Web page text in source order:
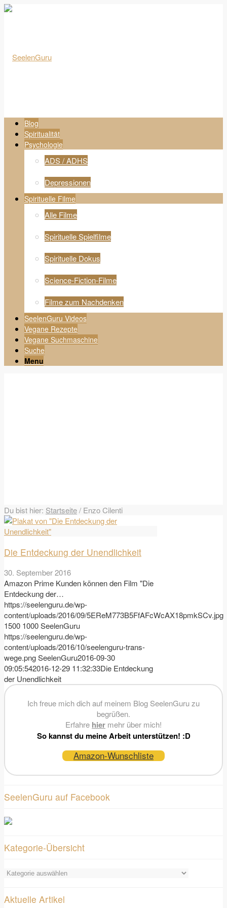
Blog
Spiritualität
Psychologie
ADS / ADHS
Depressionen
Spirituelle Filme
Alle Filme
Spirituelle Spielfilme
Spirituelle Dokus
Science-Fiction-Filme
Filme zum Nachdenken
SeelenGuru Videos
Vegane Rezepte
Vegane Suchmaschine
Suche
Menu
Du bist hier: Startseite/ Enzo Cilenti
Die Entdeckung der Unendlichkeit
30. September 2016
Amazon Prime Kunden können den Film "Die
Entdeckung der…
https://seelenguru.de/wp-
content/uploads/2016/09/5EReM773B5FfAFcWcAX18pmkSCv.jpg
1500 1000SeelenGuru
https://seelenguru.de/wp-
content/uploads/2016/10/seelenguru-trans-
wege.pngSeelenGuru2016-09-30
09:05:542016-12-29 11:32:33Die Entdeckung
der Unendlichkeit
Ich freue mich dich auf meinem Blog SeelenGuru zu
begrüßen.
Erfahre hier mehr über mich!
So kannst du meine Arbeit unterstützen! :D
Amazon-Wunschliste
SeelenGuru auf Facebook
Kategorie-Übersicht
Kategorie-
Aktuelle Artikel